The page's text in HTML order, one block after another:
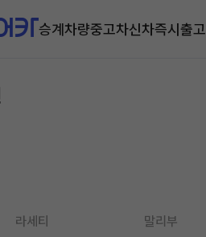
승계차량중고차신차즉시출고
라세티 말리부